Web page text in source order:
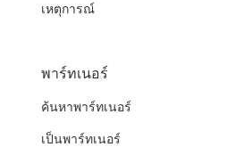
เหตุการณ์
พาร์ทเนอร์
ค้นหาพาร์ทเนอร์
เป็นพาร์ทเนอร์